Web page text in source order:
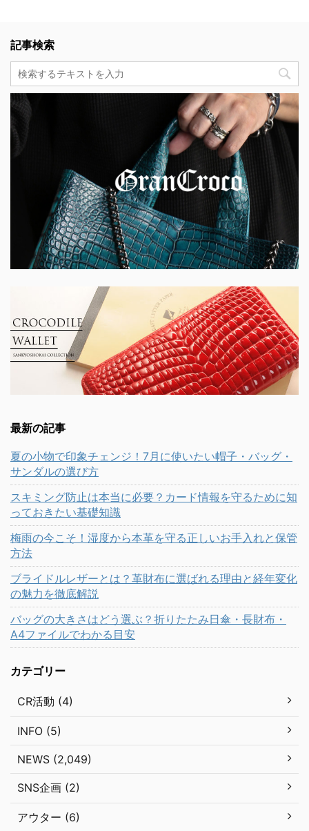
記事検索
最新の記事
夏の小物で印象チェンジ！7月に使いたい帽子・バッグ・
サンダルの選び方
スキミング防止は本当に必要？カード情報を守るために知
っておきたい基礎知識
梅雨の今こそ！湿度から本革を守る正しいお手入れと保管
方法
ブライドルレザーとは？革財布に選ばれる理由と経年変化
の魅力を徹底解説
バッグの大きさはどう選ぶ？折りたたみ日傘・長財布・
A4ファイルでわかる目安
カテゴリー
CR活動 (4)
INFO (5)
NEWS (2,049)
SNS企画 (2)
アウター (6)